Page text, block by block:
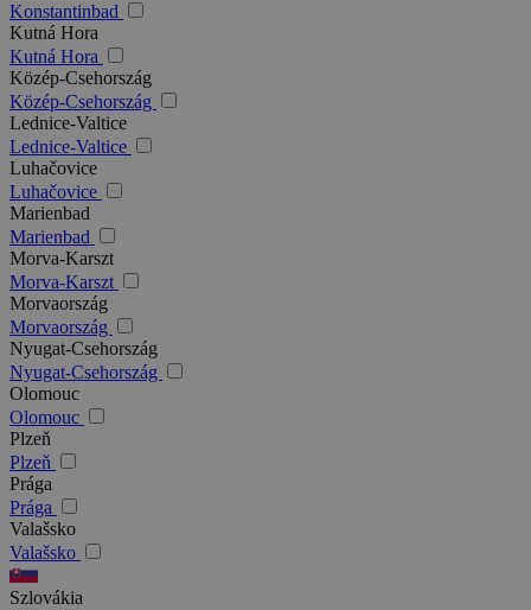
Konstantinbad
Kutná Hora
Kutná Hora
Közép-Csehország
Közép-Csehország
Lednice-Valtice
Lednice-Valtice
Luhačovice
Luhačovice
Marienbad
Marienbad
Morva-Karszt
Morva-Karszt
Morvaország
Morvaország
Nyugat-Csehország
Nyugat-Csehország
Olomouc
Olomouc
Plzeň
Plzeň
Prága
Prága
Valašsko
Valašsko
Szlovákia